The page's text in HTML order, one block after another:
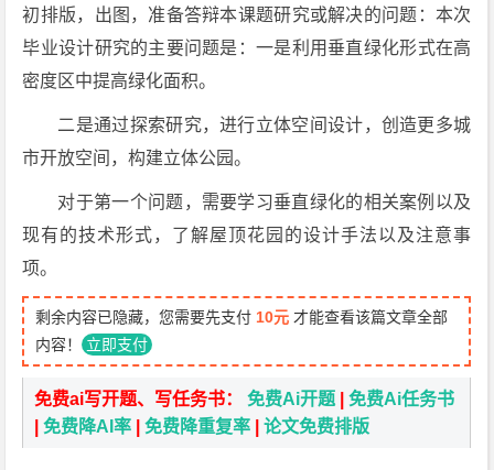
初排版，出图，准备答辩本课题研究或解决的问题：本次
毕业设计研究的主要问题是：一是利用垂直绿化形式在高
密度区中提高绿化面积。
二是通过探索研究，进行立体空间设计，创造更多城
市开放空间，构建立体公园。
对于第一个问题，需要学习垂直绿化的相关案例以及
现有的技术形式，了解屋顶花园的设计手法以及注意事
项。
剩余内容已隐藏，您需要先支付 10元 才能查看该篇文章全部
内容！ 立即支付
免费ai写开题、写任务书：免费Ai开题 |免费Ai任务书
|免费降AI率 |免费降重复率 |论文免费排版